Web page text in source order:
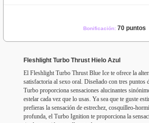
Bonificación: 70 puntos
Fleshlight Turbo Thrust Hielo Azul
El Fleshlight Turbo Thrust Blue Ice te ofrece la
satisfactoria al sexo oral. Diseñado con tres puntos
Turbo proporciona sensaciones alucinantes
estelar cada vez que lo usas. Ya sea que te guste
prefieras la sensación de estrechez, cosquilleo-
profunda, el Turbo Ignition te proporciona la